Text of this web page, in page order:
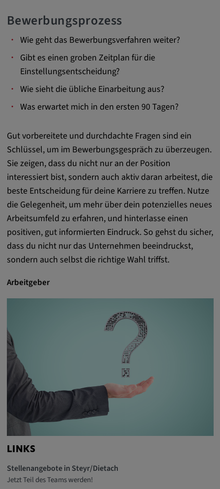
Bewerbungsprozess
Wie geht das Bewerbungsverfahren weiter?
Gibt es einen groben Zeitplan für die
Einstellungsentscheidung?
Wie sieht die übliche Einarbeitung aus?
Was erwartet mich in den ersten 90 Tagen?
Gut vorbereitete und durchdachte Fragen sind ein
Schlüssel, um im Bewerbungsgespräch zu überzeugen.
Sie zeigen, dass du nicht nur an der Position
interessiert bist, sondern auch aktiv daran arbeitest, die
beste Entscheidung für deine Karriere zu treffen. Nutze
die Gelegenheit, um mehr über dein potenzielles neues
Arbeitsumfeld zu erfahren, und hinterlasse einen
positiven, gut informierten Eindruck. So gehst du sicher,
dass du nicht nur das Unternehmen beeindruckst,
sondern auch selbst die richtige Wahl triffst.
Arbeitgeber
LINKS
Stellenangebote in Steyr/Dietach
Jetzt Teil des Teams werden!
Statistik
Statistik Cookies sammeln anonyme
Informationen über das Nutzerverhalten.
Diese Informationen helfen uns, das
Webseite besser zu verstehen.
_pk_id.*, _pk_ses.*
Name:
_pk_id.*, _pk_ses.*
Anbieter:
Google LLC
Zweck:
Verhalten der Besucher auf der Website
Cookie Laufzeit: